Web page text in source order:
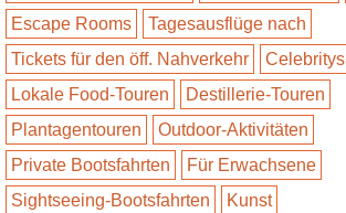
Escape Rooms
Tagesausflüge nach
Tickets für den öff. Nahverkehr
Celebritys
Lokale Food-Touren
Destillerie-Touren
Plantagentouren
Outdoor-Aktivitäten
Private Bootsfahrten
Für Erwachsene
Sightseeing-Bootsfahrten
Kunst